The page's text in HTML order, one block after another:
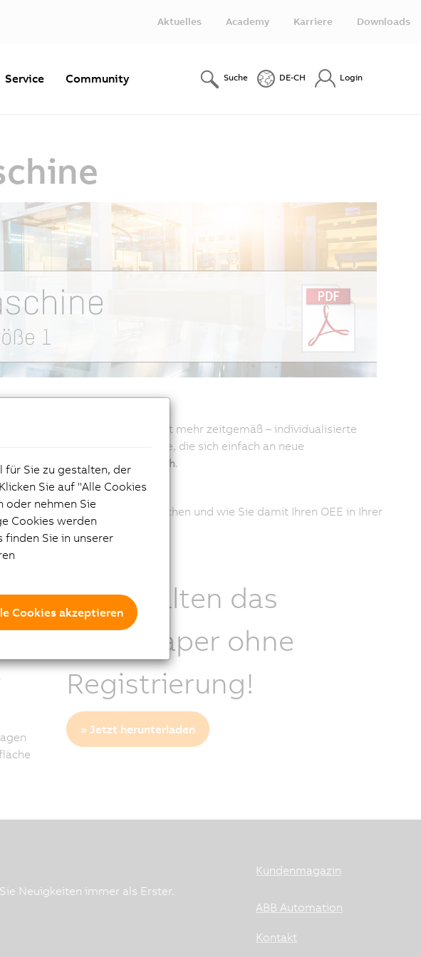
Aktuelles Academy Karriere Downloads
Service Community Suche DE-CH Login
Produkt herstellen, sind nicht mehr zeitgemäß – individualisierte
fordert modulare Konzepte, die sich einfach an neue
in Losgröße eins möglich.
die adaptive Maschine
eine Maschine „adaptiv“ machen und wie Sie damit Ihren OEE in Ihrer
Sie erhalten das
Whitepaper ohne
Registrierung!
» Jetzt herunterladen
Neuigkeiten immer als Erster.
Kundenmagazin
ABB Automation
Kontakt
für Sie zu gestalten, der
Sie auf "Alle Cookies
oder nehmen Sie
Cookies werden
finden Sie in unserer
Cookies akzeptieren